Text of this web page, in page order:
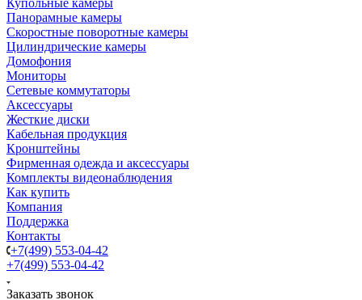
Купольные камеры
Панорамные камеры
Скоростные поворотные камеры
Цилиндрические камеры
Домофония
Мониторы
Сетевые коммутаторы
Аксессуары
Жесткие диски
Кабельная продукция
Кронштейны
Фирменная одежда и аксессуары
Комплекты видеонаблюдения
Как купить
Компания
Поддержка
Контакты
+7(499) 553-04-42
+7(499) 553-04-42
Заказать звонок